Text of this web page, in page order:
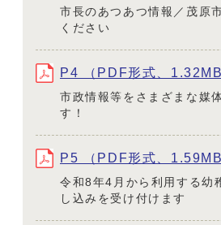
市長のあつあつ情報／茂原
ください
P4 （PDF形式、1.32MB
市政情報等をさまざまな媒
す！
P5 （PDF形式、1.59MB
令和8年4月から利用する幼
し込みを受け付けます